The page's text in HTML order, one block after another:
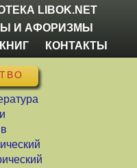
LIBOK.NET
И АФОРИЗМЫ
КОНТАКТЫ